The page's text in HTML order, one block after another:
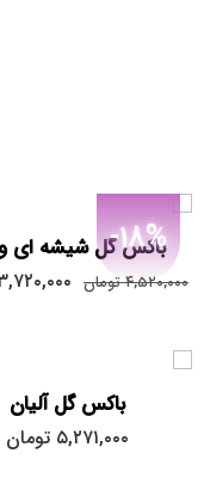
-18%
باکس گل شیشه ای
۴,۵۲۰,۰۰۰ تومان
باکس گل آلیان
۵,۲۷۱,۰۰۰ تومان